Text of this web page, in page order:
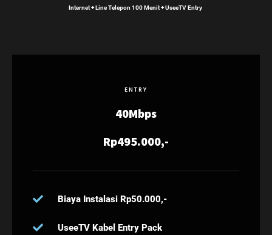
Internet + Line Telepon 100 Menit + UseeTV Entry
ENTRY
40Mbps
Rp495.000,-
Biaya Instalasi Rp50.000,-
UseeTV Kabel Entry Pack